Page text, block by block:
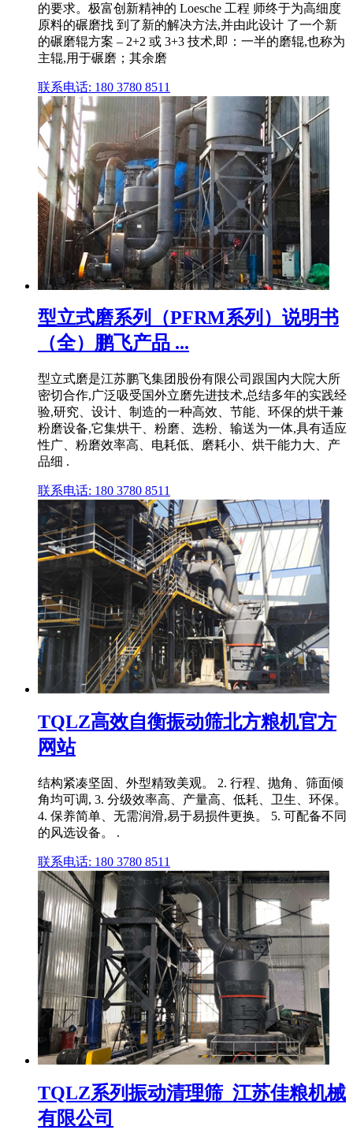
的要求。极富创新精神的 Loesche 工程 师终于为高细度
原料的碾磨找 到了新的解决方法,并由此设计 了一个新
的碾磨辊方案 – 2+2 或 3+3 技术,即：一半的磨辊,也称为
主辊,用于碾磨；其余磨
联系电话: 180 3780 8511
型立式磨系列（PFRM系列）说明书
（全）鹏飞产品 ...
型立式磨是江苏鹏飞集团股份有限公司跟国内大院大所
密切合作,广泛吸受国外立磨先进技术,总结多年的实践经
验,研究、设计、制造的一种高效、节能、环保的烘干兼
粉磨设备,它集烘干、粉磨、选粉、输送为一体,具有适应
性广、粉磨效率高、电耗低、磨耗小、烘干能力大、产
品细 .
联系电话: 180 3780 8511
TQLZ高效自衡振动筛北方粮机官方
网站
结构紧凑坚固、外型精致美观。 2. 行程、抛角、筛面倾
角均可调, 3. 分级效率高、产量高、低耗、卫生、环保。
4. 保养简单、无需润滑,易于易损件更换。 5. 可配备不同
的风选设备。 .
联系电话: 180 3780 8511
TQLZ系列振动清理筛_江苏佳粮机械
有限公司